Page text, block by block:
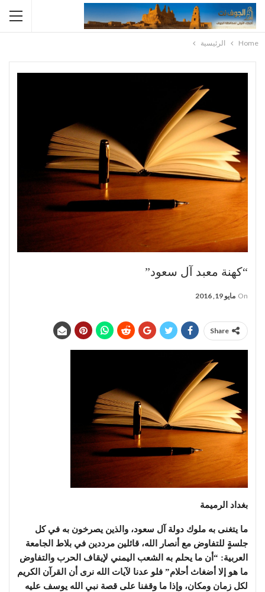
Home الرئيسية
“كهنة معبد آل سعود”
On مايو 19, 2016
Share
بغداد الرميمة
ما يتغنى به ملوك دولة آل سعود، والذين يصرخون به في كل
جلسةٍ للتفاوض مع أنصار الله، قائلين مرددين في بلاط الجامعة
العربية: “أن ما يحلم به الشعب اليمني لإيقاف الحرب والتفاوض
ما هو إلا أضغاث أحلام” فلو عدنا لآيات الله نرى أن القرآن الكريم
لكل زمان ومكان، وإذا ما وقفنا على قصة نبي الله يوسف عليه